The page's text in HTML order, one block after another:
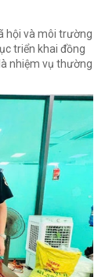
hội và môi trường
triển khai đồng
nhiệm vụ thường